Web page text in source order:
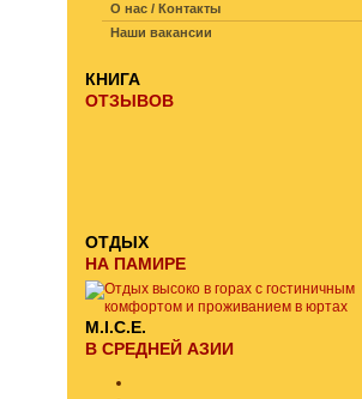
О нас / Контакты
Наши вакансии
КНИГА
ОТЗЫВОВ
ОТДЫХ
НА ПАМИРЕ
M.I.C.E.
В СРЕДНЕЙ АЗИИ